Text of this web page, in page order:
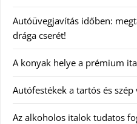
Autóüvegjavítás időben:
drága cserét!
A konyak helye a prémium
Autófestékek a tartós és
Az alkoholos italok tudatos